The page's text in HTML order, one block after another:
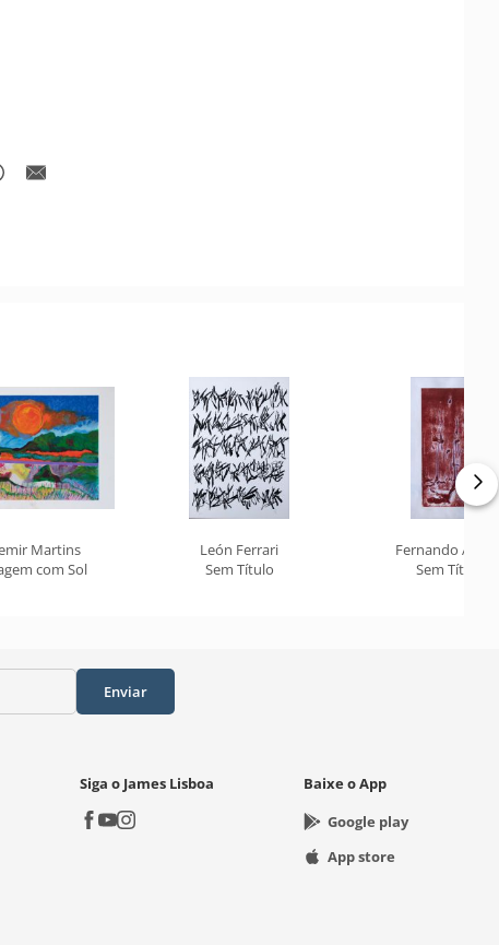
Martins
com Sol
León Ferrari
Sem Título
Fernando
Sem Título
Enviar
Siga o James Lisboa
Baixe o App
Google play
App store